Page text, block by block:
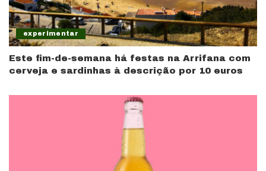
experimentar
Este fim-de-semana há festas na Arrifana com
cerveja e sardinhas à descrição por 10 euros